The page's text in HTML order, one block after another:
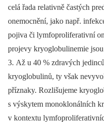
celá řada relativně častých
onemocnění, jako např. in
pojiva či lymfoproliferativní
projevy kryoglobulinemie
3. Až u 40 % zdravých
kryoglobulinů, ty však
příznaky. Rozlišujeme
s výskytem monoklonálních
v kontextu lymfoprol